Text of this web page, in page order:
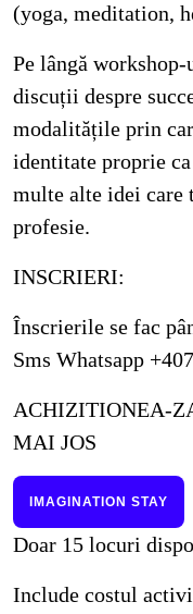
(yoga, meditation,
Pe lângă
discuții despre
modalitățile prin
identitate proprie
multe alte idei care
profesie.
INSCRIERI:
Înscrierile se fac
Sms Whatsapp
ACHIZITIONEA-
MAI JOS
IMAGINATION STAY
Doar 15 locuri
Include costul